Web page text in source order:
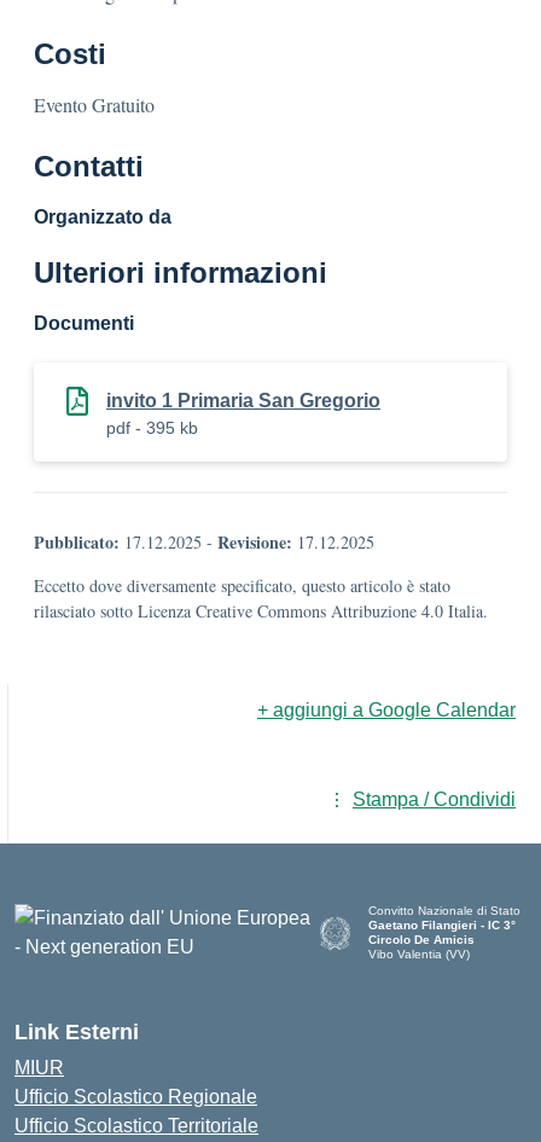
Costi
Evento Gratuito
Contatti
Organizzato da
Ulteriori informazioni
Documenti
invito 1 Primaria San Gregorio
pdf - 395 kb
Pubblicato: 17.12.2025 - Revisione: 17.12.2025
Eccetto dove diversamente specificato, questo articolo è stato
rilasciato sotto Licenza Creative Commons Attribuzione 4.0 Italia.
+ aggiungi a Google Calendar
Stampa / Condividi
Convitto Nazionale di Stato
Gaetano Filangieri - IC 3°
Circolo De Amicis
Vibo Valentia (VV)
Link Esterni
MIUR
Ufficio Scolastico Regionale
Ufficio Scolastico Territoriale